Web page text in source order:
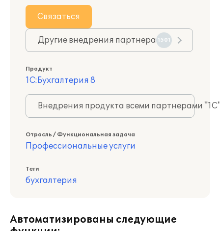
Связаться
Другие внедрения партнера 1501
Продукт
1С:Бухгалтерия 8
Внедрения продукта всеми партнерами
Отрасль / Функциональная задача
Профессиональные услуги
Теги
бухгалтерия
Автоматизированы следующие